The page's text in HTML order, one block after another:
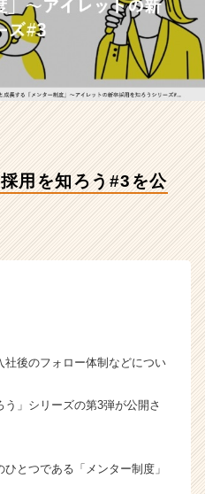
用を知ろう#3を公
後のフォロー体制などについ
う」シリーズの第3弾が公開さ
とつである「メンター制度」